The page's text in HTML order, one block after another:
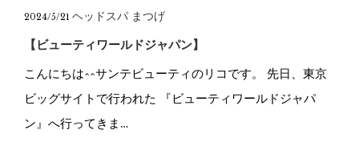
2024/5/21 ヘッドスパ まつげ
【ビューティワールドジャパン】
こんにちは^^サンテビューティのリコです。 先日、東京
ビッグサイトで行われた 『ビューティワールドジャパ
ン』へ行ってきま…